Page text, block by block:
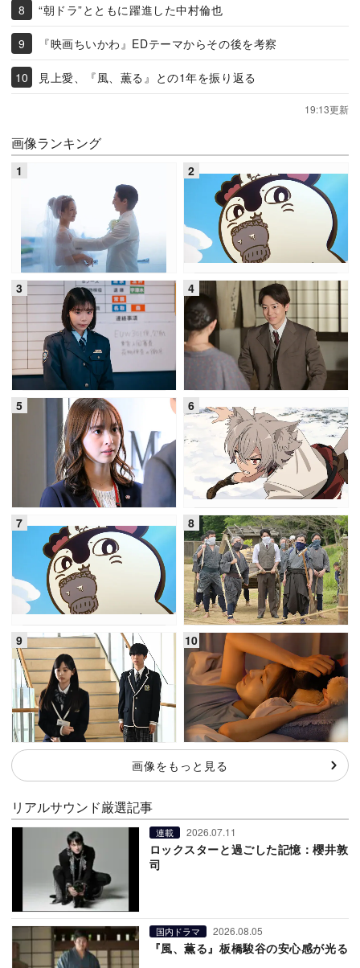
“朝ドラ”とともに躍進した中村倫也
『映画ちいかわ』EDテーマからその後を考察
見上愛、『風、薫る』との1年を振り返る
19:13更新
画像ランキング
画像をもっと見る
リアルサウンド厳選記事
連載 2026.07.11
ロックスターと過ごした記憶：櫻井敦
司
国内ドラマ 2026.08.05
『風、薫る』板橋駿谷の安心感が光る